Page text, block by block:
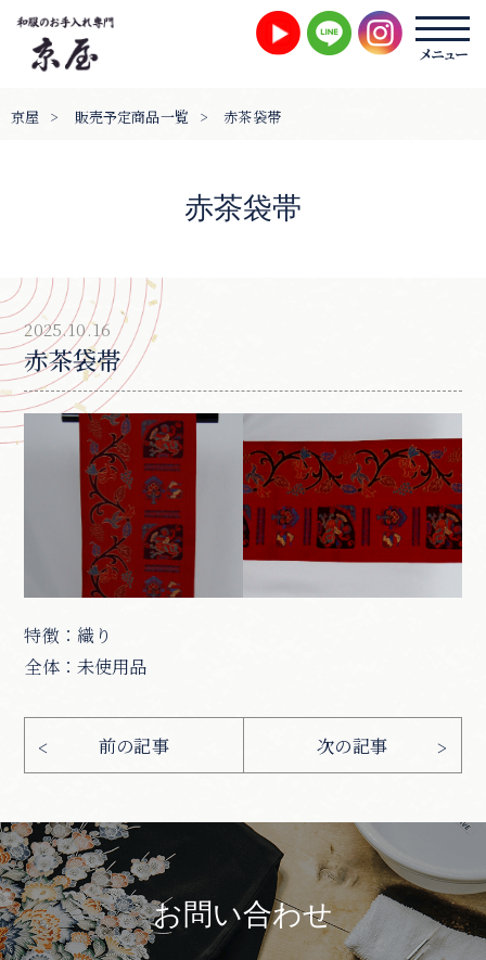
京屋 > 販売予定商品一覧 > 赤茶袋帯
赤茶袋帯
2025.10.16
赤茶袋帯
特徴：織り
全体：未使用品
お問い合わせ